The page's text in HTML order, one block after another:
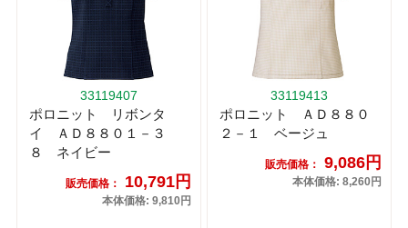
33119407
ポロニット リボンタ
イ ＡＤ８８０１－３
８ ネイビー
販売価格： 10,791円
本体価格: 9,810円
33119413
ポロニット ＡＤ８８０
２－１ ベージュ
販売価格： 9,086円
本体価格: 8,260円